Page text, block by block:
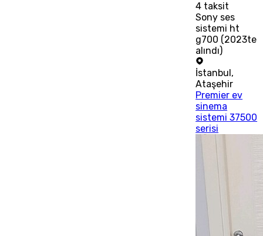
4 taksit
Sony ses
sistemi ht
g700 (2023te
alındı)
İstanbul ,
Ataşehir
Premier ev
sinema
sistemi 37500
serisi